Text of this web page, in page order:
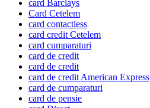
card Barclays
Card Cetelem
card contactless
card credit Cetelem
card cumparaturi
card de credit
card de credit
card de credit American Express
card de cumparaturi
card de pensie